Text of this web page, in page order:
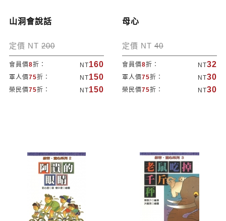
山洞會說話
定價 NT 200
會員價8折： NT160
軍人價75折： NT150
榮民價75折： NT150
母心
定價 NT 40
會員價8折： NT32
軍人價75折： NT30
榮民價75折： NT30